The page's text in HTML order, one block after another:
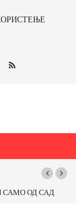
ти Ноември“ во